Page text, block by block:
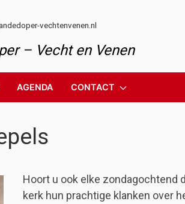
vechtenvenen.nl
– Vecht en Venen
AGENDA CONTACT
Hoort u ook elke zondagochtend
kerk hun prachtige klanken over